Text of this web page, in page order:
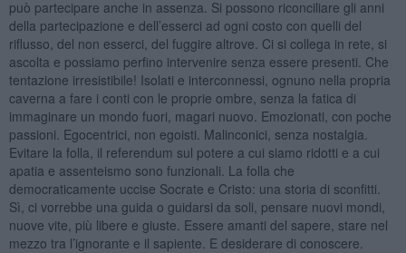
può partecipare anche in assenza. Si possono riconciliare gli anni
della partecipazione e dell’esserci ad ogni costo con quelli del
riflusso, del non esserci, del fuggire altrove. Ci si collega in rete, si
ascolta e possiamo perfino intervenire senza essere presenti. Che
tentazione irresistibile! Isolati e interconnessi, ognuno nella propria
caverna a fare i conti con le proprie ombre, senza la fatica di
immaginare un mondo fuori, magari nuovo. Emozionati, con poche
passioni. Egocentrici, non egoisti. Malinconici, senza nostalgia.
Evitare la folla, il referendum sul potere a cui siamo ridotti e a cui
apatia e assenteismo sono funzionali. La folla che
democraticamente uccise Socrate e Cristo: una storia di sconfitti.
Sì, ci vorrebbe una guida o guidarsi da soli, pensare nuovi mondi,
nuove vite, più libere e giuste. Essere amanti del sapere, stare nel
mezzo tra l’ignorante e il sapiente. E desiderare di conoscere.